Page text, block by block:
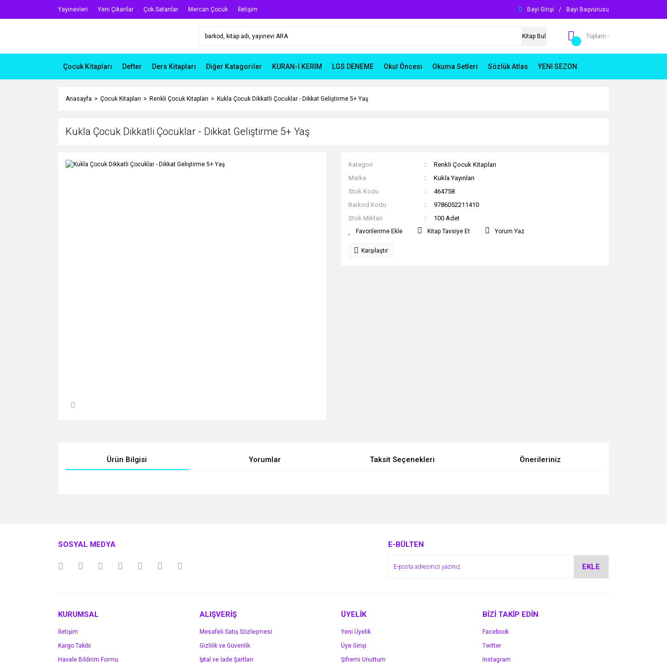
Yayınevleri Yeni Çıkanlar Çok Satanlar Mercan Çocuk İletişim Bayi Girişi / Bayi Başvurusu
Kitap Bul Toplam -
Çocuk Kitapları Defter Ders Kitapları Diğer Katagoriler KURAN-İ KERİM LGS DENEME Okul Öncesi Okuma Setleri Sözlük Atlas YENİ SEZON
Anasayfa Çocuk Kitapları Renkli Çocuk Kitapları Kukla Çocuk Dikkatli Çocuklar - Dikkat Geliştirme 5+ Yaş
Kukla Çocuk Dikkatli Çocuklar - Dikkat Geliştirme 5+ Yaş
Kategori
Renkli Çocuk Kitapları
Marka
Kukla Yayınları
Stok Kodu
464758
Barkod Kodu
9786052211410
Stok Miktarı
100 Adet
Kitap Tavsiye Et Yorum Yaz
Karşılaştır
Ürün Bilgisi Yorumlar Taksit Seçenekleri Önerileriniz
Ürün açıklamasında eksik bilgiler bulunuyor.
SOSYAL MEDYA E-BÜLTEN
EKLE
KURUMSAL
İletişim
Kargo Takibi
Havale Bildirim Formu
ALIŞVERİŞ
Mesafeli Satış Sözleşmesi
Gizlilik ve Güvenlik
İptal ve İade Şartları
ÜYELİK
Yeni Üyelik
Üye Girişi
Şifremi Unuttum
BİZİ TAKİP EDİN
Facebook
Twitter
Instagram